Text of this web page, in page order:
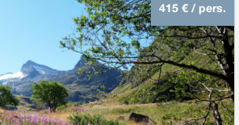
415 € / pers.